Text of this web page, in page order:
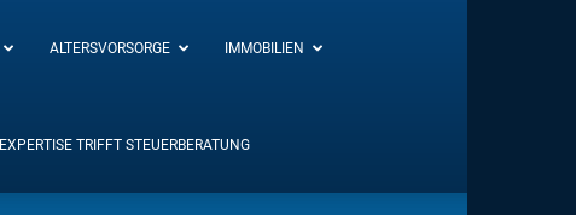
ALTERSVORSORGE IMMOBILIEN
EXPERTISE TRIFFT STEUERBERATUNG